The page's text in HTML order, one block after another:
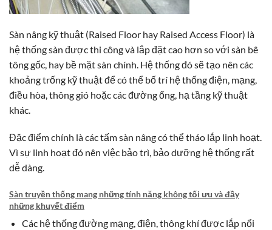
Sàn nâng kỹ thuật (Raised Floor hay Raised Access Floor) là
hệ thống sàn được thi công và lắp đặt cao hơn so với sàn bê
tông gốc, hay bề mặt sàn chính. Hệ thống đó sẽ tạo nên các
khoảng trống kỹ thuật để có thể bố trí hệ thống điện, mạng,
điều hòa, thông gió hoặc các đường ống, hạ tầng kỹ thuật
khác.
Đặc điểm chính là các tấm sàn nâng có thể tháo lắp linh hoạt.
Vì sự linh hoạt đó nên việc bảo trì, bảo dưỡng hệ thống rất
dễ dàng.
Sàn truyền thống mang những tính năng không tối ưu và đầy
những khuyết điểm
Các hệ thống đường mạng, điện, thông khí được lắp nổi